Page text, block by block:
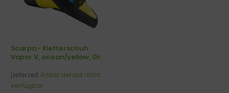
Scarpa - Kletterschuh
Vapor V, ocean/yellow, Gr.
Lieferzeit:Artikel derzeit nicht
verfügbar